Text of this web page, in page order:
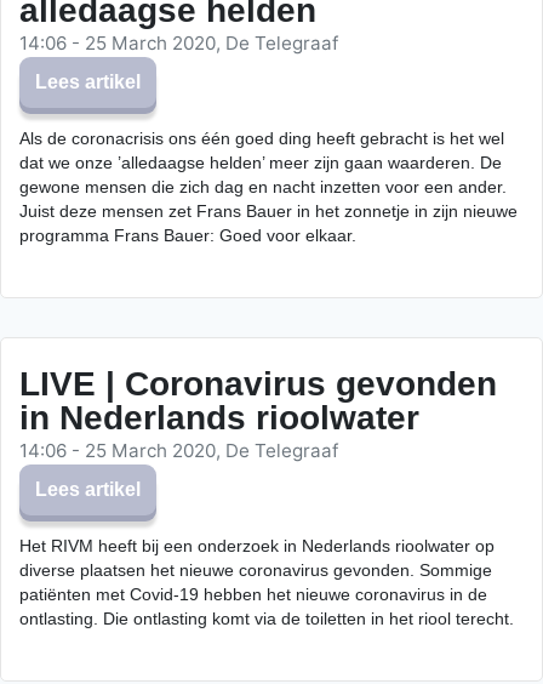
alledaagse helden
14:06 - 25 March 2020, De Telegraaf
Lees artikel
Als de coronacrisis ons één goed ding heeft gebracht is het wel
dat we onze ’alledaagse helden’ meer zijn gaan waarderen. De
gewone mensen die zich dag en nacht inzetten voor een ander.
Juist deze mensen zet Frans Bauer in het zonnetje in zijn nieuwe
programma Frans Bauer: Goed voor elkaar.
LIVE | Coronavirus gevonden
in Nederlands rioolwater
14:06 - 25 March 2020, De Telegraaf
Lees artikel
Het RIVM heeft bij een onderzoek in Nederlands rioolwater op
diverse plaatsen het nieuwe coronavirus gevonden. Sommige
patiënten met Covid-19 hebben het nieuwe coronavirus in de
ontlasting. Die ontlasting komt via de toiletten in het riool terecht.